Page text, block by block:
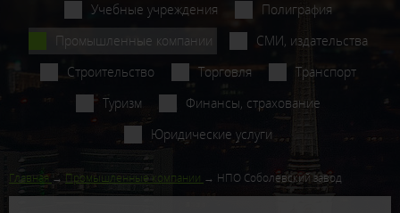
Учебные учреждения
Полиграфия
Промышленные компании
СМИ, издательства
Строительство
Торговля
Транспорт
Туризм
Финансы, страхование
Юридические услуги
Главная Промышленные компании НПО Соболевский завод